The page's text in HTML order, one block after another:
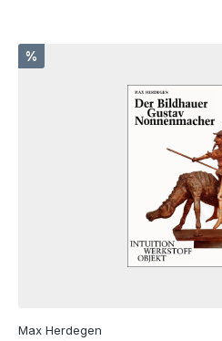
Rabatt
%
Max Herdegen